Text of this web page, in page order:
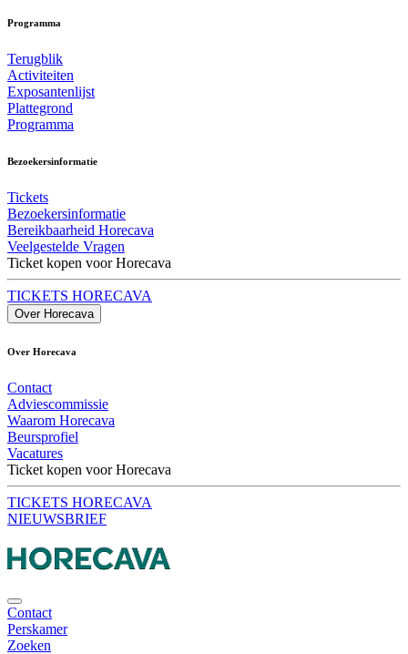
Programma
Terugblik
Activiteiten
Exposantenlijst
Plattegrond
Programma
Bezoekersinformatie
Tickets
Bezoekersinformatie
Bereikbaarheid Horecava
Veelgestelde Vragen
Ticket kopen voor Horecava
TICKETS HORECAVA
Over Horecava
Over Horecava
Contact
Adviescommissie
Waarom Horecava
Beursprofiel
Vacatures
Ticket kopen voor Horecava
TICKETS HORECAVA
NIEUWSBRIEF
Contact
Perskamer
Zoeken